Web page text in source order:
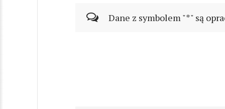
Dane z symbolem "*" są